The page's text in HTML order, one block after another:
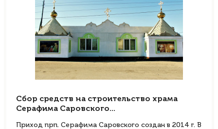
Сбор средств на строительство храма
Серафима Саровского...
Приход прп. Серафима Саровского создан в 2014 г. В